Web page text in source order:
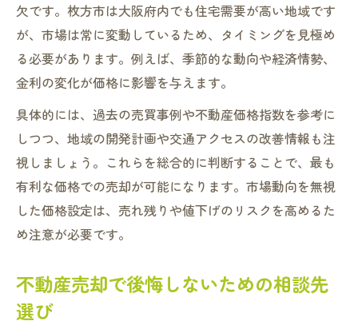
欠です。枚方市は大阪府内でも住宅需要が高い地域です
が、市場は常に変動しているため、タイミングを見極め
る必要があります。例えば、季節的な動向や経済情勢、
金利の変化が価格に影響を与えます。
具体的には、過去の売買事例や不動産価格指数を参考に
しつつ、地域の開発計画や交通アクセスの改善情報も注
視しましょう。これらを総合的に判断することで、最も
有利な価格での売却が可能になります。市場動向を無視
した価格設定は、売れ残りや値下げのリスクを高めるた
め注意が必要です。
不動産売却で後悔しないための相談先
選び